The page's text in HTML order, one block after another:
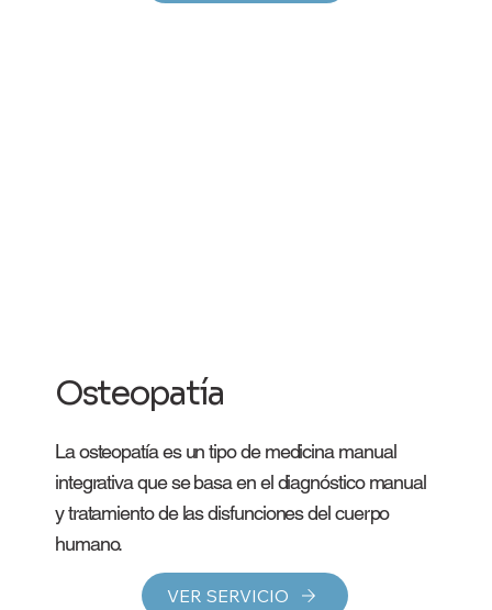
Osteopatía
La osteopatía es un tipo de medicina manual
integrativa que se basa en el diagnóstico manual
y tratamiento de las disfunciones del cuerpo
humano.
VER SERVICIO